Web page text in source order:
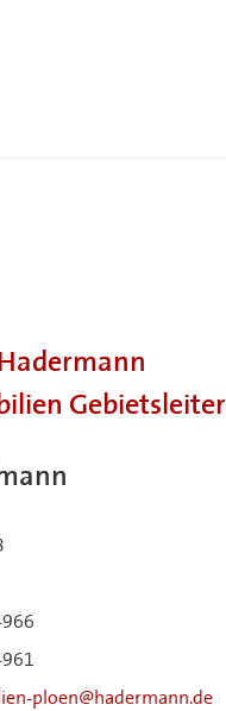
Gebietsleiter
ploen@hadermann.de